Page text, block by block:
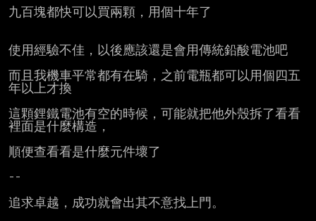
九百塊都快可以買兩顆，用個十年了
使用經驗不佳，以後應該還是會用傳統鉛酸電池吧
而且我機車平常都有在騎，之前電瓶都可以用個四五
年以上才換
這顆鋰鐵電池有空的時候，可能就把他外殼拆了看看
裡面是什麼構造，
順便查看看是什麼元件壞了
--
追求卓越，成功就會出其不意找上門。